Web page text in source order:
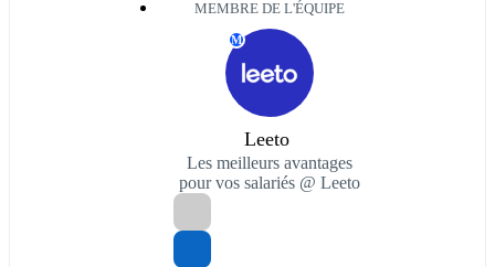
MEMBRE DE L'ÉQUIPE
M
Leeto ‎
Les meilleurs avantages
pour vos salariés @ Leeto